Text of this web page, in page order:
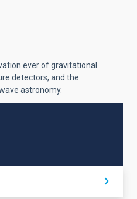
ever of gravitational
detectors, and the
astronomy.